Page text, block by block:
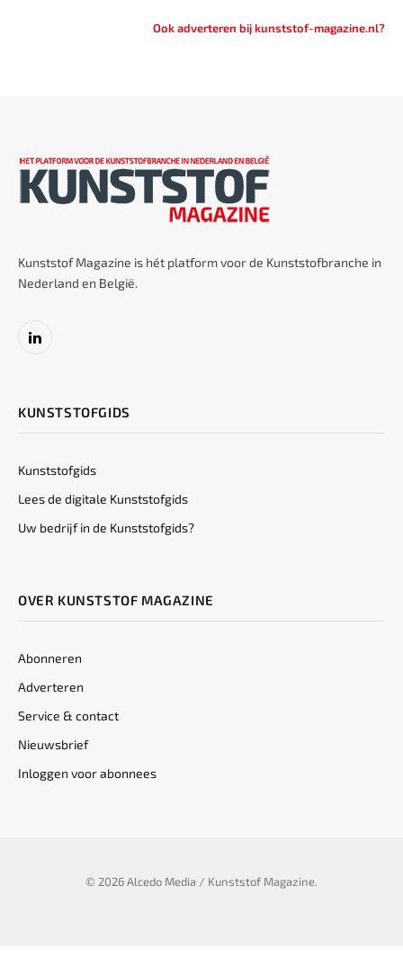
Ook adverteren bij kunststof-magazine.nl?
Kunststof Magazine is hét platform voor de Kunststofbranche in
Nederland en België.
LinkedIn
KUNSTSTOFGIDS
Kunststofgids
Lees de digitale Kunststofgids
Uw bedrijf in de Kunststofgids?
OVER KUNSTSTOF MAGAZINE
Abonneren
Adverteren
Service & contact
Nieuwsbrief
Inloggen voor abonnees
© 2026 Alcedo Media / Kunststof Magazine.